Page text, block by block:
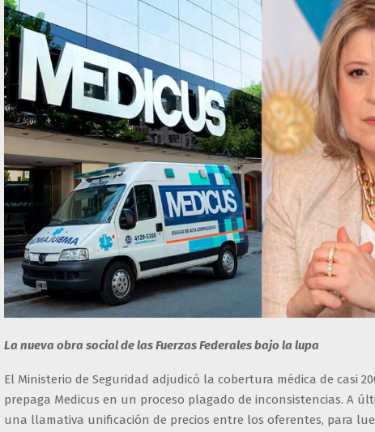
La nueva obra social de las Fuerzas Federales bajo la lupa
El Ministerio de Seguridad adjudicó la cobertura médica de casi
prepaga Medicus en un proceso plagado de inconsistencias. A
una llamativa unificación de precios entre los oferentes, para